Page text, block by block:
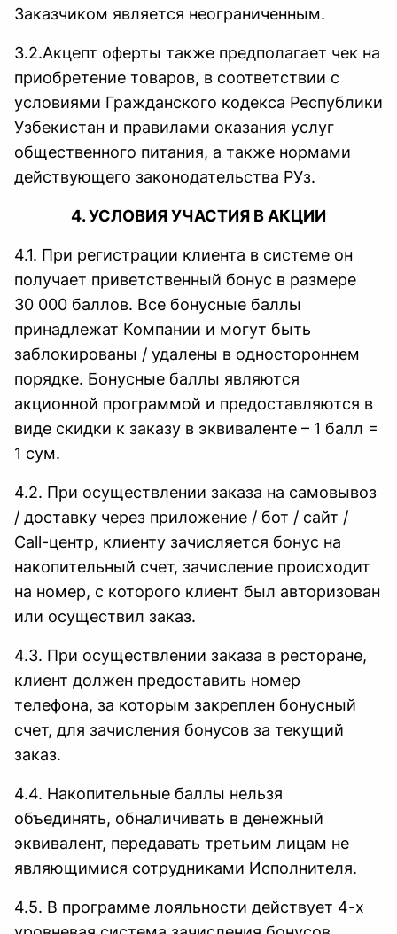
Заказчиком является неограниченным.
3.2.Акцепт оферты также предполагает чек на
приобретение товаров, в соответствии с
условиями Гражданского кодекса Республики
Узбекистан и правилами оказания услуг
общественного питания, а также нормами
действующего законодательства РУз.
4. УСЛОВИЯ УЧАСТИЯ В АКЦИИ
4.1. При регистрации клиента в системе он
получает приветственный бонус в размере
30 000 баллов. Все бонусные баллы
принадлежат Компании и могут быть
заблокированы / удалены в одностороннем
порядке. Бонусные баллы являются
акционной программой и предоставляются в
виде скидки к заказу в эквиваленте – 1 балл =
1 сум.
4.2. При осуществлении заказа на самовывоз
/ доставку через приложение / бот / сайт /
Сall-центр, клиенту зачисляется бонус на
накопительный счет, зачисление происходит
на номер, с которого клиент был авторизован
или осуществил заказ.
4.3. При осуществлении заказа в ресторане,
клиент должен предоставить номер
телефона, за которым закреплен бонусный
счет, для зачисления бонусов за текущий
заказ.
4.4. Накопительные баллы нельзя
объединять, обналичивать в денежный
эквивалент, передавать третьим лицам не
являющимися сотрудниками Исполнителя.
4.5. В программе лояльности действует 4-х